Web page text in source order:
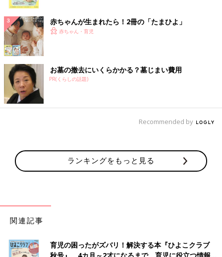
赤ちゃんが生まれたら！2冊の「たまひよ」
赤ちゃん・育児
お墓の撤去にいくらかかる？墓じまい費用
PR(くらしの話題)
Recommended by
ランキングをもっと見る
関連記事
育児の困ったがズバリ！解決する本『ひよこクラブ